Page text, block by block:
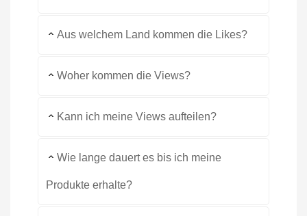
Aus welchem Land kommen die Likes?
Woher kommen die Views?
Kann ich meine Views aufteilen?
Wie lange dauert es bis ich meine
Produkte erhalte?